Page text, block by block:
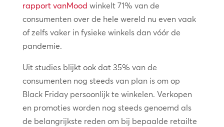
rapport vanMood winkelt 71% van de
consumenten over de hele wereld nu even vaak
of zelfs vaker in fysieke winkels dan vóór de
pandemie.
Uit studies blijkt ook dat 35% van de
consumenten nog steeds van plan is om op
Black Friday persoonlijk te winkelen. Verkopen
en promoties worden nog steeds genoemd als
de belangrijkste reden om bij bepaalde retailte